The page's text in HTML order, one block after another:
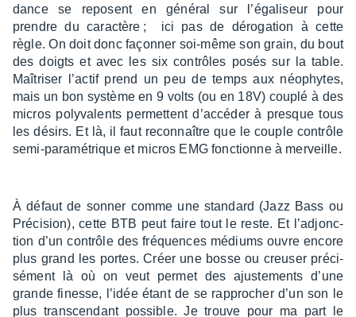
dance se reposent en géné­ral sur l’éga­li­seur pour
prendre du carac­tère ; ici pas de déro­ga­tion à cette
règle. On doit donc façon­ner soi-même son grain, du bout
des doigts et avec les six contrôles posés sur la table.
Maîtri­ser l’ac­tif prend un peu de temps aux néophytes,
mais un bon système en 9 volts (ou en 18V) couplé à des
micros poly­va­lents permettent d’ac­cé­der à presque tous
les désirs. Et là, il faut recon­naître que le couple contrôle
semi-para­mé­trique et micros EMG fonc­tionne à merveille.
À défaut de sonner comme une stan­dard (Jazz Bass ou
Préci­sion), cette BTB peut faire tout le reste. Et l’adjonc­
tion d’un contrôle des fréquences médiums ouvre encore
plus grand les portes. Créer une bosse ou creu­ser préci­
sé­ment là où on veut permet des ajus­te­ments d’une
grande finesse, l’idée étant de se rappro­cher d’un son le
plus trans­cen­dant possible. Je trouve pour ma part le